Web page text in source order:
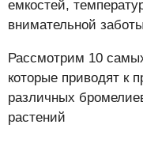
емкостей,
внимательной
Рассмотрим 10
которые приводят к
различных
растений